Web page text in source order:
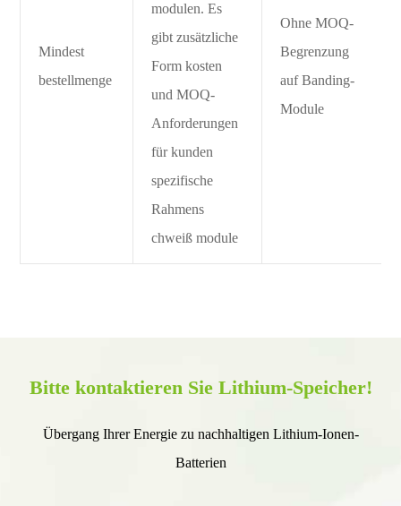
Mindest
bestellmenge
modulen. Es
gibt zusätzliche
Form kosten
und MOQ-
Anforderungen
für kunden
spezifische
Rahmens
chweiß module
Ohne MOQ-
Begrenzung
auf Banding-
Module
Bitte kontaktieren Sie Lithium-Speicher!
Übergang Ihrer Energie zu nachhaltigen Lithium-Ionen-
Batterien